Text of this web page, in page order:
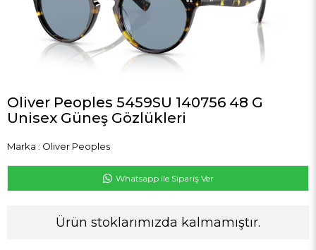
Oliver Peoples 5459SU 140756 48 G
Unisex Güneş Gözlükleri
Marka : Oliver Peoples
Whatsapp ile Sipariş Ver
Ürün stoklarımızda kalmamıştır.